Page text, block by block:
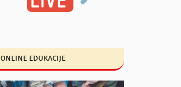
ONLINE EDUKACIJE